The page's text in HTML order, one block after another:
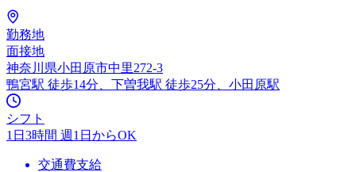
勤務地
面接地
神奈川県小田原市中里272-3
鴨宮駅 徒歩14分、下曽我駅 徒歩25分、小田原駅
シフト
1日3時間 週1日からOK
交通費支給